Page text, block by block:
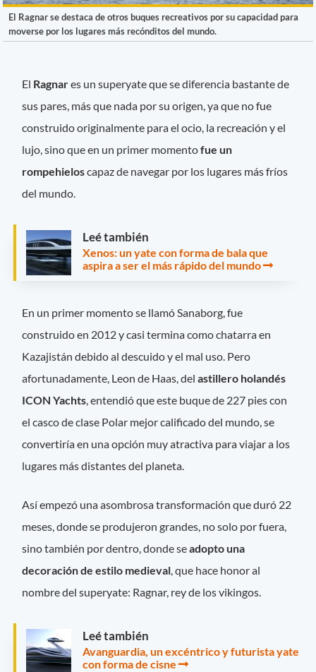
El Ragnar se destaca de otros buques recreativos por su capacidad para
moverse por los lugares más recónditos del mundo.
El Ragnares un superyate que se diferencia bastante de
sus pares, más que nada por su origen, ya que no fue
construido originalmente para el ocio, la recreación y el
lujo, sino que en un primer momentofue un
rompehieloscapaz de navegar por los lugares más fríos
del mundo.
Leé también
Xenos: un yate con forma de bala que
aspira a ser el más rápido del mundo
En un primer momento se llamó Sanaborg, fue
construido en 2012 y casi termina como chatarra en
Kazajistán debido al descuido y el mal uso. Pero
afortunadamente, Leon de Haas, delastillero holandés
ICON Yachts, entendió que este buque de 227 pies con
el casco de clase Polar mejor calificado del mundo, se
convertiría en una opción muy atractiva para viajar a los
lugares más distantes del planeta.
Así empezó una asombrosa transformación que duró 22
meses, donde se produjeron grandes, no solo por fuera,
sino también por dentro, donde seadopto una
decoración de estilo medieval, que hace honor al
nombre del superyate: Ragnar, rey de los vikingos.
Leé también
Avanguardia, un excéntrico y futurista yate
con forma de cisne